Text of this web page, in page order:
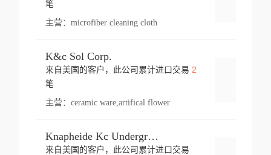
笔
主营： microfiber cleaning cloth
K&c Sol Corp.
来自美国的客户，此公司累计进口交易 2
笔
主营： ceramic ware,artifical flower
Knapheide Kc Underground
来自美国的客户，此公司累计进口交易